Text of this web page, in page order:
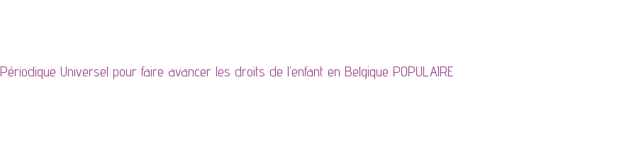
Universel pour faire avancer les droits de l’enfant en Belgique POPULAIRE